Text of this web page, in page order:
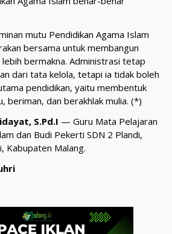
mutu Pendidikan Agama Islam
bersama untuk membangun
bermakna. Administrasi tetap
dari tata kelola, tetapi ia tidak boleh
pendidikan, yaitu membentuk
beriman, dan berakhlak mulia. (*)
S.Pd.I — Guru Mata Pelajaran
dan Budi Pekerti SDN 2 Plandi,
Kabupaten Malang.